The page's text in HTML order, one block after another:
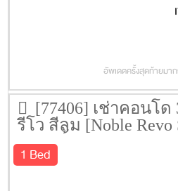
อัพเดตครั้งสุดท้ายมา
[77406] เช่าคอนโด
รีโว สีลม [Noble Revo
ตรม. ชั้น 23
1 Bed